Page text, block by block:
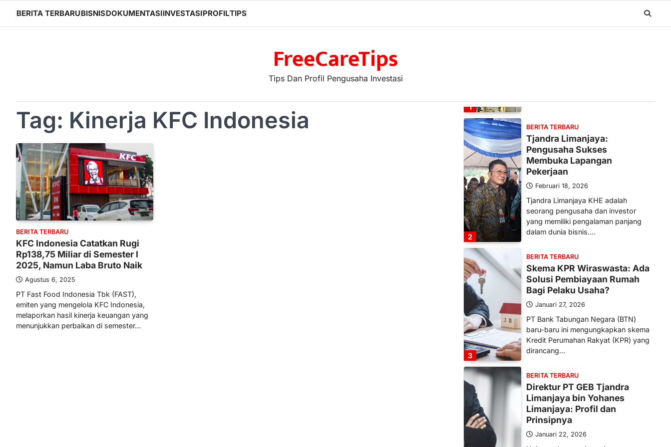
content
BERITA TERBARUBISNISDOKUMENTASIINVESTASIPROFILTIPS
FreeCareTips
Tips Dan Profil Pengusaha Investasi
Tag: Kinerja KFC Indonesia
BERITA TERBARU
KFC Indonesia Catatkan Rugi
Rp138,75 Miliar di Semester I
2025, Namun Laba Bruto Naik
Agustus 6, 2025
PT Fast Food Indonesia Tbk (FAST),
emiten yang mengelola KFC Indonesia,
melaporkan hasil kinerja keuangan yang
menunjukkan perbaikan di semester…
1
situasi…
2
BERITA TERBARU
Tjandra Limanjaya:
Pengusaha Sukses
Membuka Lapangan
Pekerjaan
Februari 18, 2026
Tjandra Limanjaya KHE adalah
seorang pengusaha dan investor
yang memiliki pengalaman panjang
dalam dunia bisnis.…
3
BERITA TERBARU
Skema KPR Wiraswasta: Ada
Solusi Pembiayaan Rumah
Bagi Pelaku Usaha?
Januari 27, 2026
PT Bank Tabungan Negara (BTN)
baru-baru ini mengungkapkan skema
Kredit Perumahan Rakyat (KPR) yang
dirancang…
BERITA TERBARU
Direktur PT GEB Tjandra
Limanjaya bin Yohanes
Limanjaya: Profil dan
Prinsipnya
Januari 22, 2026